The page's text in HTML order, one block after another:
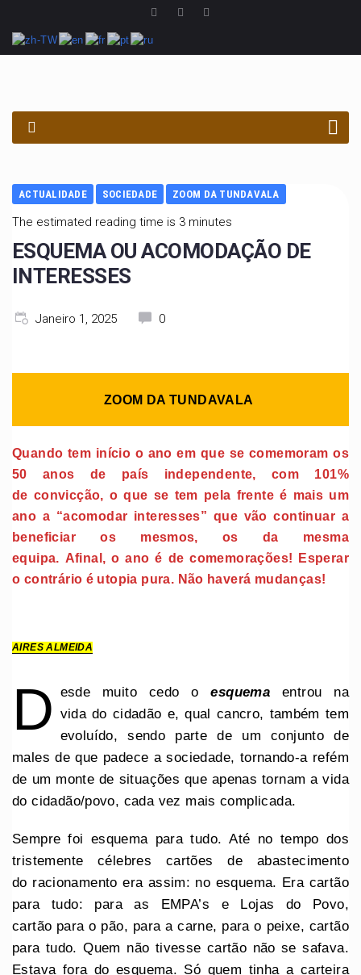
ACTUALIDADE SOCIEDADE ZOOM DA TUNDAVALA
The estimated reading time is 3 minutes
ESQUEMA OU ACOMODAÇÃO DE
INTERESSES
Janeiro 1, 2025 0
ZOOM DA TUNDAVALA
Quando tem início o ano em que se comemoram os
50 anos de país independente, com 101%
de convicção, o que se tem pela frente é mais um
ano a “acomodar interesses” que vão continuar a
beneficiar os mesmos, os da mesma
equipa. Afinal, o ano é de comemorações! Esperar
o contrário é utopia pura. Não haverá mudanças!
AIRES ALMEIDA
D esde muito cedo o esquema entrou na
vida do cidadão e, qual cancro, também tem
evoluído, sendo parte de um conjunto de
males de que padece a sociedade, tornando-a refém
de um monte de situações que apenas tornam a vida
do cidadão/povo, cada vez mais complicada.
Sempre foi esquema para tudo. Até no tempo dos
tristemente célebres cartões de abastecimento
do racionamento era assim: no esquema. Era cartão
para tudo: para as EMPA’s e Lojas do Povo,
cartão para o pão, para a carne, para o peixe, cartão
para tudo. Quem não tivesse cartão não se safava.
Estava fora do esquema. Só quem tinha a carteira
PROCURAR